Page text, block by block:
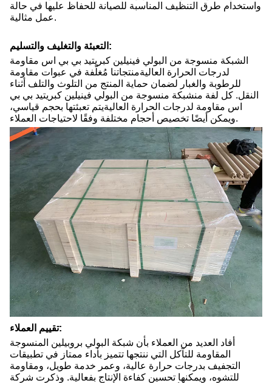
واستخدام طرق التنظيف المناسبة للصيانة للحفاظ عليها في حالة
عمل مثالية.
التعبئة والتغليف والتسليم:
الشبكة منسوجة من البولي فينيلين كبريتيد بي بي اس مقاومة
لدرجات الحرارة العاليةمنتجاتنا مُغلّفة في عبوات مقاومة
للرطوبة والغبار لضمان حماية المنتج من التلوث والتلف أثناء
النقل. كل لفة منشبكة منسوجة من البولي فينيلين كبريتيد بي بي
اس مقاومة لدرجات الحرارة العاليةيتم تعبئتها بحجم قياسي،
ويمكن أيضًا تخصيص أحجام مختلفة وفقًا لاحتياجات العملاء.
تقييم العملاء:
أفاد العديد من العملاء بأن شبكة البولي بروبيلين المنسوجة
المقاومة للتآكل التي ننتجها تتميز بأداء ممتاز في تطبيقات
التجفيف بدرجات حرارة عالية، وعمر خدمة طويل، ومقاومة
للتشوه، ويمكنها تحسين كفاءة الإنتاج بفعالية. وذكرت شركة